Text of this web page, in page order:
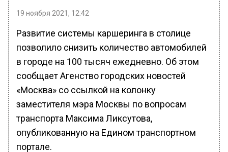
19 ноября 2021, 12:42
Развитие системы каршеринга в столице
позволило снизить количество автомобилей
в городе на 100 тысяч ежедневно. Об этом
сообщает Агенство городских новостей
«Москва» со ссылкой на колонку
заместителя мэра Москвы по вопросам
транспорта Максима Ликсутова,
опубликованную на Едином транспортном
портале.